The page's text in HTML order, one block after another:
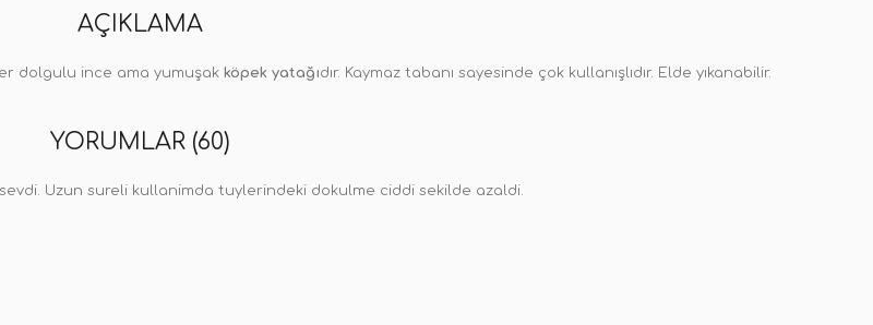
AÇIKLAMA
dolgulu ince ama yumuşak köpek yatağıdır. Kaymaz tabanı sayesinde çok kullanışlıdır. Elde yıkanabilir.
YORUMLAR (60)
Uzun sureli kullanimda tuylerindeki dokulme ciddi sekilde azaldi.